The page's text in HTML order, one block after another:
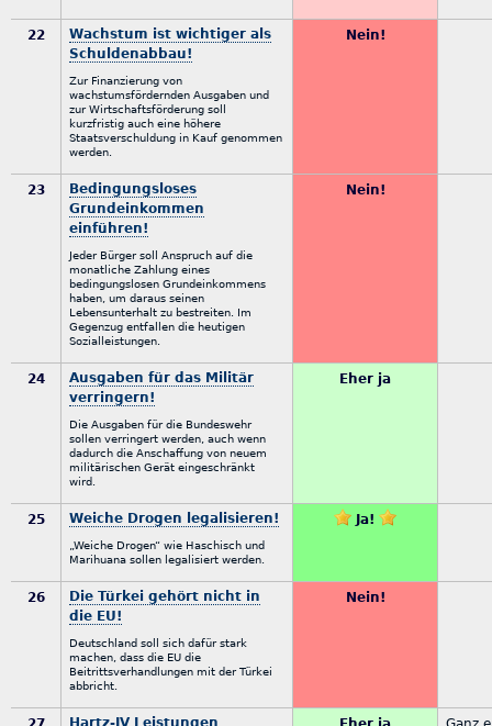
22
Wachstum ist wichtiger als
Schuldenabbau!
Zur Finanzierung von
wachstumsfördernden Ausgaben und
zur Wirtschaftsförderung soll
kurzfristig auch eine höhere
Staatsverschuldung in Kauf genommen
werden.
Nein!
23
Bedingungsloses
Grundeinkommen
einführen!
Jeder Bürger soll Anspruch auf die
monatliche Zahlung eines
bedingungslosen Grundeinkommens
haben, um daraus seinen
Lebensunterhalt zu bestreiten. Im
Gegenzug entfallen die heutigen
Sozialleistungen.
Nein!
24
Ausgaben für das Militär
verringern!
Die Ausgaben für die Bundeswehr
sollen verringert werden, auch wenn
dadurch die Anschaffung von neuem
militärischen Gerät eingeschränkt
wird.
Eher ja
25 Weiche Drogen legalisieren!
„Weiche Drogen“ wie Haschisch und
Marihuana sollen legalisiert werden.
Ja!
26
Die Türkei gehört nicht in
die EU!
Deutschland soll sich dafür stark
machen, dass die EU die
Beitrittsverhandlungen mit der Türkei
abbricht.
Nein!
Hartz-IV Leistungen